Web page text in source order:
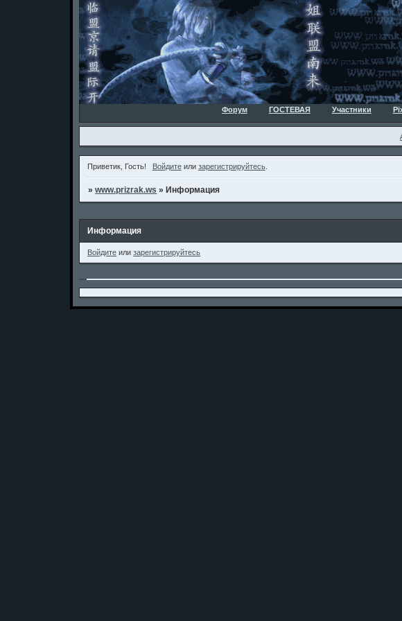
Форум ГОСТЕВАЯ Участники
Приветик, Гость! Войдитеили зарегистрируйтесь.
»www.prizrak.ws » Информация
Информация
Войдите илизарегистрируйтесь